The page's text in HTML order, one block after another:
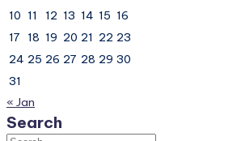
10 11 12 13 14 15 16
17
18 19 20 21 22 23
24 25 26 27 28 29 30
31
« Jan
Search